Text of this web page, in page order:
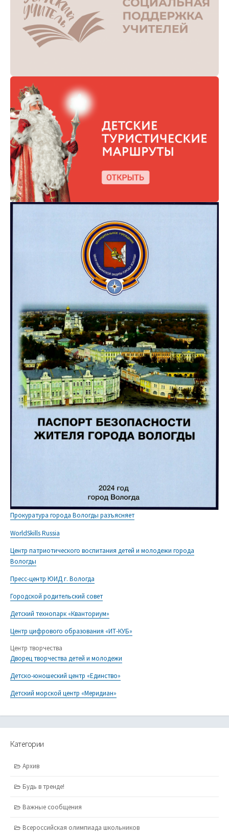
Прокуратура города Вологды разъясняет
WorldSkills Russia
Центр патриотического воспитания детей и молодежи города
Вологды
Пресс-центр ЮИД г. Вологда
Городской родительский совет
Детский технопарк «Кванториум»
Центр цифрового образования «ИТ-КУБ»
Центр творчества
Дворец творчества детей и молодежи
Детско-юношеский центр «Единство»
Детский морской центр «Меридиан»
Категории
Архив
Будь в тренде!
Важные сообщения
Всероссийская олимпиада школьников